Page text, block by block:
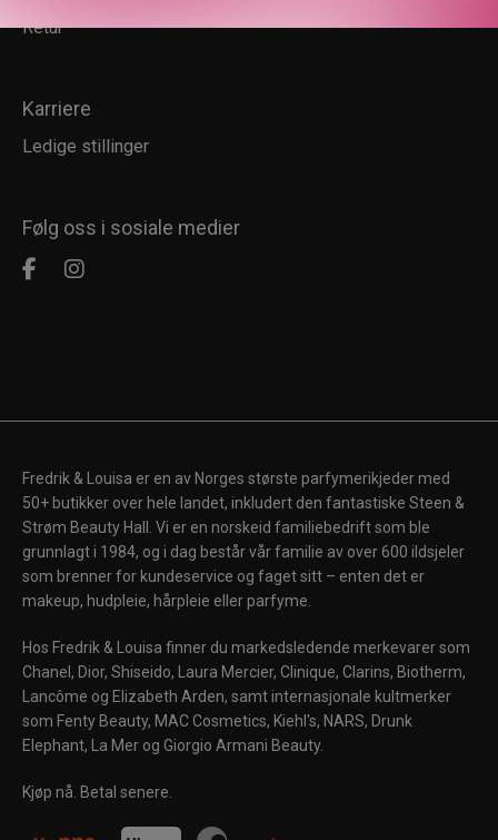
Retur
Karriere
Ledige stillinger
Følg oss i sosiale medier
Fredrik & Louisa er en av Norges største parfymerikjeder med
50+ butikker over hele landet, inkludert den fantastiske Steen &
Strøm Beauty Hall. Vi er en norskeid familiebedrift som ble
grunnlagt i 1984, og i dag består vår familie av over 600 ildsjeler
som brenner for kundeservice og faget sitt – enten det er
makeup, hudpleie, hårpleie eller parfyme.
Hos Fredrik & Louisa finner du markedsledende merkevarer som
Chanel, Dior, Shiseido, Laura Mercier, Clinique, Clarins, Biotherm,
Lancôme og Elizabeth Arden, samt internasjonale kultmerker
som Fenty Beauty, MAC Cosmetics, Kiehl's, NARS, Drunk
Elephant, La Mer og Giorgio Armani Beauty.
Kjøp nå. Betal senere.
VINN 5000 KR!